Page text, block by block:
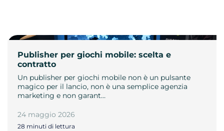
Publisher per giochi mobile: scelta e
contratto
Un publisher per giochi mobile non è un pulsante
magico per il lancio, non è una semplice agenzia
marketing e non garant…
24 maggio 2026
28 minuti di lettura